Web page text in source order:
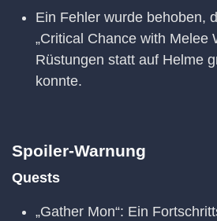
Ein Fehler wurde behoben,
„Critical Chance with Melee
Rüstungen statt auf Helme
konnte.
Spoiler-Warnung
Quests
„Gather Mon“: Ein